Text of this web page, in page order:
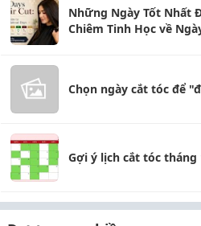
Những Ngày Tốt Nhất
Chiêm Tinh Học về
Chọn ngày cắt tóc để
Gợi ý lịch cắt tóc